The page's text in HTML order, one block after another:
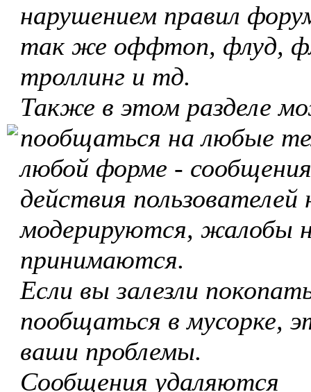
нарушением правил
так же оффтоп, флуд,
троллинг и тд.
Также в этом разделе
пообщаться на любые
любой форме -
действия пользователей
модерируются, жалобы
принимаются.
Если вы залезли
пообщаться в мусорке,
ваши проблемы.
Сообщения удаляются